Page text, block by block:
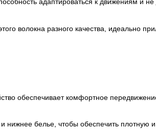
адаптироваться к движениям и
волокна разного качества, идеально
обеспечивает комфортное
нижнее белье, чтобы обеспечить плотную